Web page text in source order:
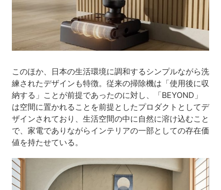
このほか、日本の生活環境に調和するシンプルながら洗
練されたデザインも特徴。従来の掃除機は「使用後に収
納する」ことが前提であったのに対し、「BEYOND」
は空間に置かれることを前提としたプロダクトとしてデ
ザインされており、生活空間の中に自然に溶け込むこと
で、家電でありながらインテリアの一部としての存在価
値を持たせている。